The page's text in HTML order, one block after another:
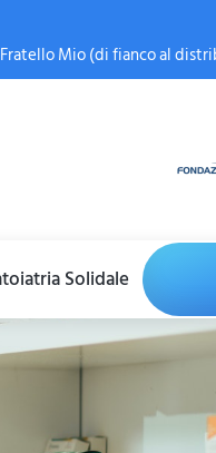
Mio (di fianco al
Solidale